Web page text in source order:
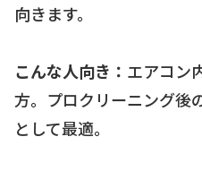
向きます。
こんな人向き： エアコン
方。プロクリーニング後
として最適。